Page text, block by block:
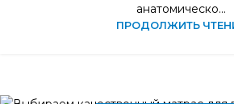
анатомическо...
ПРОДОЛЖИТЬ